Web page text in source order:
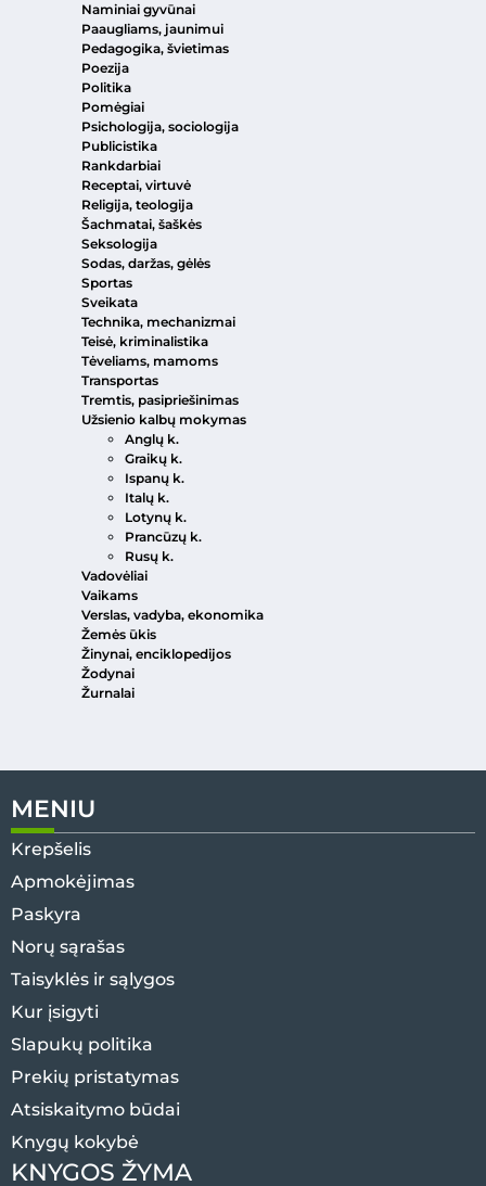
Naminiai gyvūnai
Paaugliams, jaunimui
Pedagogika, švietimas
Poezija
Politika
Pomėgiai
Psichologija, sociologija
Publicistika
Rankdarbiai
Receptai, virtuvė
Religija, teologija
Šachmatai, šaškės
Seksologija
Sodas, daržas, gėlės
Sportas
Sveikata
Technika, mechanizmai
Teisė, kriminalistika
Tėveliams, mamoms
Transportas
Tremtis, pasipriešinimas
Užsienio kalbų mokymas
Anglų k.
Graikų k.
Ispanų k.
Italų k.
Lotynų k.
Prancūzų k.
Rusų k.
Vadovėliai
Vaikams
Verslas, vadyba, ekonomika
Žemės ūkis
Žinynai, enciklopedijos
Žodynai
Žurnalai
MENIU
Krepšelis
Apmokėjimas
Paskyra
Norų sąrašas
Taisyklės ir sąlygos
Kur įsigyti
Slapukų politika
Prekių pristatymas
Atsiskaitymo būdai
Knygų kokybė
KNYGOS ŽYMA